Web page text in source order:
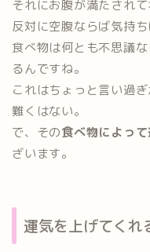
それにお腹が満たされ
反対に空腹ならば気持
食べ物は何とも不思議
るんですね。
これはちょっと言い過
難くはない。
で、その食べ物によっ
ざいます。
運気を上げてくれ